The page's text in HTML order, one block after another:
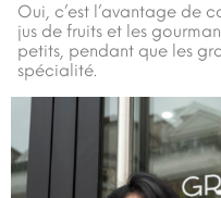
Oui, c’est l’avantage de
jus de fruits et les
petits, pendant que les
spécialité.